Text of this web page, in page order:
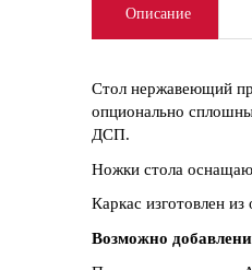
Описание
Стол нержавеющий
опционально
ДСП.
Ножки стола
Каркас изготовлен
Возможно